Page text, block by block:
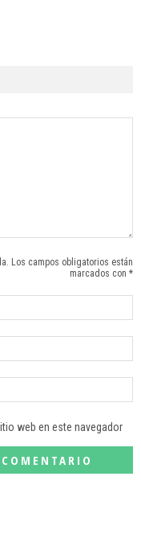
Los campos obligatorios están
marcados con *
web en este navegador